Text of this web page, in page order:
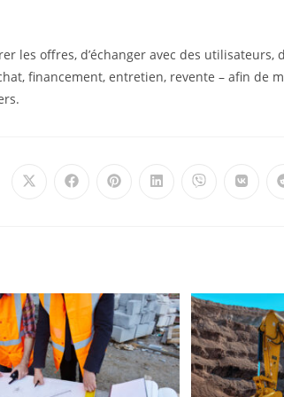
les offres, d’échanger avec des utilisateurs,
financement, entretien, revente – afin de